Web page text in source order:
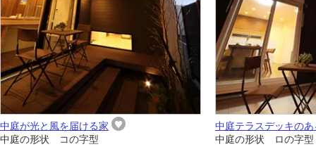
中庭が光と風を届ける家
中庭の形状 コの字型
中庭テラスデッキの
中庭の形状 ロの字型